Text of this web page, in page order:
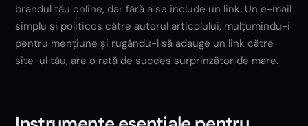
brandul tău online, dar fără a se include un link. Un e-mail
simplu și politicos către autorul articolului, mulțumindu-i
pentru mențiune și rugându-l să adauge un link către
site-ul tău, are o rată de succes surprinzător de mare.